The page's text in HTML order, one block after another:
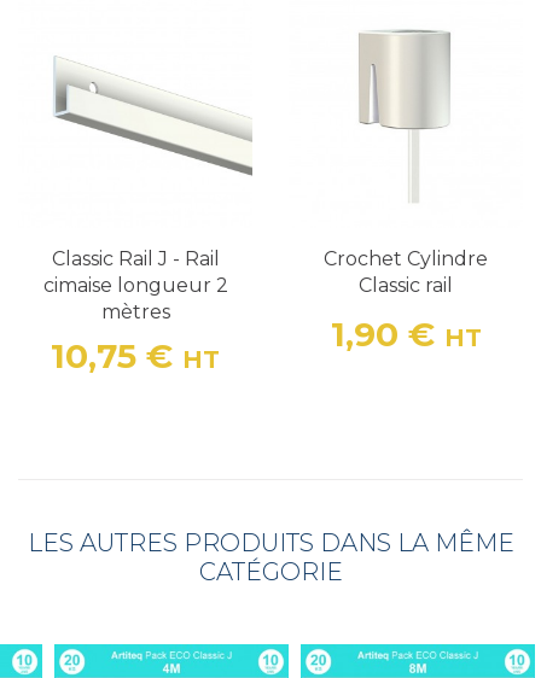
Classic Rail J - Rail
cimaise longueur 2
mètres
Prix
10,75 € HT
Crochet Cylindre
Classic rail
Prix
1,90 € HT
LES AUTRES PRODUITS DANS LA MÊME
CATÉGORIE